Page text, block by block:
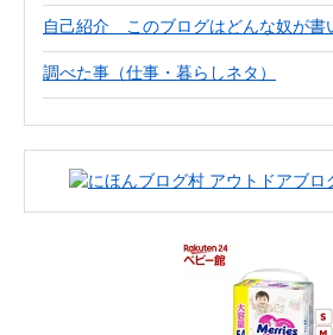
自己紹介 このブログはどんな奴が書
調べた事（仕事・暮らしネタ）